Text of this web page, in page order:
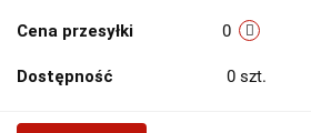
Cena przesyłki 0
Dostępność 0 szt.